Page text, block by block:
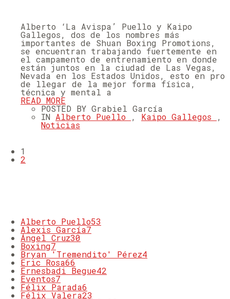
Alberto ‘La Avispa’ Puello y Kaipo
Gallegos, dos de los nombres más
importantes de Shuan Boxing Promotions,
se encuentran trabajando fuertemente en
el campamento de entrenamiento en donde
están juntos en la ciudad de Las Vegas,
Nevada en los Estados Unidos, esto en pro
de llegar de la mejor forma física,
técnica y mental a
READ MORE
POSTED BY Grabiel García
IN Alberto Puello , Kaipo Gallegos ,
Noticias
1
2
Alberto Puello53
Alexis García7
Ángel Cruz30
Boxing7
Bryan 'Tremendito' Pérez4
Eric Rosa66
Ernesbadi Begue42
Eventos7
Félix Parada6
Félix Valera23